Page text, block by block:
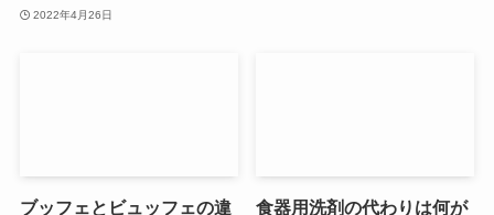
2022年4月26日
ブッフェとビュッフェの違
食器用洗剤の代わりは何が